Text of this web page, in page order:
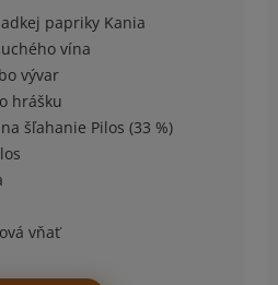
papriky Kania
vína
vývar
hrášku
šľahanie Pilos (33 %)
vňať